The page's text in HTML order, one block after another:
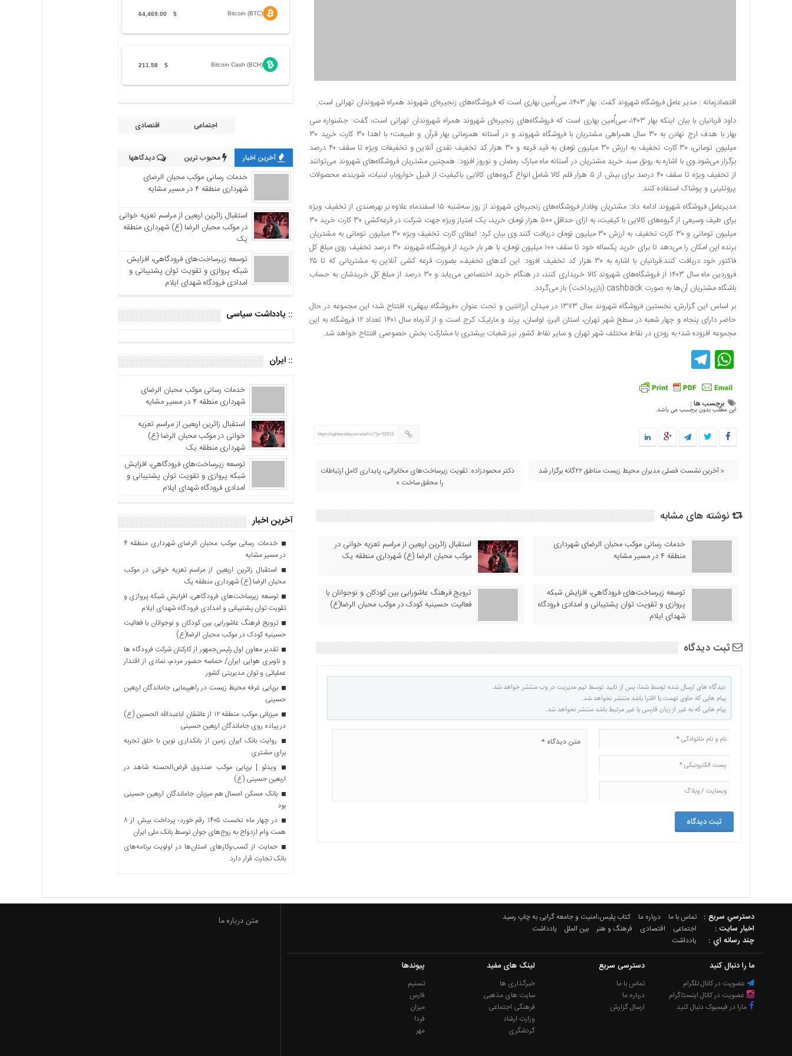
اقتصادزمانه : مدیر عامل فروشگاه شهروند گفت: بهار ۱۴۰۳، سی‌اُمین بهاری است که فروشگاه‌های زنجیره‌ای شهروند همراه شهروندان تهرانی است.
داود قربانیان با بیان اینکه بهار ۱۴۰۳، سی‌اُمین بهاری است که فروشگاه‌های زنجیره‌ای شهروند همراه شهروندان تهرانی است، گفت: جشنواره سی
بهار با هدف ارج نهادن به ۳۰ سال همراهی مشتریان با فروشگاه شهروند و در آستانه همزمانی بهار قرآن و طبیعت؛ با اهدا ۳۰ کارت خرید ۳۰
میلیون تومانی، ۳۰ کارت تخفیف به ارزش ۳۰ میلیون تومان به قید قرعه و ۳۰ هزار کد تخفیف نقدی آنلاین و تخفیفات ویژه تا سقف ۴۰ درصد
برگزار می‌شود.وی با اشاره به رونق سبد خرید مشتریان در آستانه ماه مبارک رمضان و نوروز افزود: همچنین مشتریان فروشگاه‌های شهروند می‌توانند
از تخفیف ویژه تا سقف ۴۰ درصد برای بیش از ۵ هزار قلم کالا شامل انواع گروه‌های کالایی باکیفیت از قبیل خواروبار، لبنیات، شوینده، محصولات
پروتئینی و پوشاک استفاده کنند.
مدیرعامل فروشگاه شهروند ادامه داد: مشتریان وفادار فروشگاه‌های زنجیره‌ای شهروند از روز سه‌شنبه ۱۵ اسفندماه علاوه بر بهره‌مندی از تخفیف ویژه
برای طیف وسیعی از گروه‌های کالایی با کیفیت، به ازای حداقل ۵۰۰ هزار تومان خرید، یک امتیاز ویژه جهت شرکت در قرعه‌کشی ۳۰ کارت خرید ۳۰
میلیون تومانی و ۳۰ کارت تخفیف به ارزش ۳۰ میلیون تومان دریافت کنند.وی بیان کرد: اعطای کارت تخفیف ویژه ۳۰ میلیون تومانی به مشتریان
برنده این امکان را می‌دهد تا برای خرید یکساله خود تا سقف ۱۰۰ میلیون تومان، با هر بار خرید از فروشگاه شهروند ۳۰ درصد تخفیف روی مبلغ کل
فاکتور خود دریافت کنند.قربانیان با اشاره به ۳۰ هزار کد تخفیف افزود: این کدهای تخفیف، بصورت قرعه کشی آنلاین به مشتریانی که تا ۲۵
فروردین ماه سال ۱۴۰۳ از فروشگاه‌های شهروند کالا خریداری کنند، در هنگام خرید اختصاص می‌یابد و ۳۰ درصد از مبلغ کل خریدشان به حساب
باشگاه مشتریان آن‌ها به صورت cashback (بازپرداخت) باز می‌گردد.
بر اساس این گزارش، نخستین فروشگاه شهروند سال ۱۳۷۳ در میدان آرژانتین و تحت عنوان «فروشگاه بیهقی» افتتاح شد؛ این مجموعه در حال
حاضر دارای پنجاه و چهار شعبه در سطح شهر تهران، استان البرز، لواسان، پرند و مارلیک کرج است و از آذرماه سال ۱۴۰۱ تعداد ۱۲ فروشگاه به این
مجموعه افزوده شد؛ به زودی در نقاط مختلف شهر تهران و سایر نقاط کشور نیز شعبات بیشتری با مشارکت بخش خصوصی افتتاح خواهد شد.
WhatsApp
Telegram
برچسب ها :
این مطلب بدون برچسب می باشد.
https://eghtesadezamaneh.ir/?p=92813
« آخرین نشست فصلی مدیران محیط زیست مناطق ۲۲گانه برگزار شد
دکتر محمود‌زاده: تقویت زیرساخت‌های مخابراتی، پایداری کامل ارتباطات
را محقق ساخت »
نوشته های مشابه
خدمات رسانی موکب محبان الرضای شهرداری
منطقه ۴ در مسیر مشایه
استقبال زائرین اربعین از مراسم تعزیه خوانی در
موکب محبان الرضا (ع) شهرداری منطقه یک
توسعه زیرساخت‌های فرودگاهی، افزایش شبکه
پروازی و تقویت توان پشتیبانی و امدادی فرودگاه
شهدای ایلام
ترویج فرهنگ عاشورایی بین کودکان و نوجوانان با
فعالیت حسینیه کودک در موکب محبان الرضا(ع)
ثبت دیدگاه
دیدگاه های ارسال شده توسط شما، پس از تایید توسط تیم مدیریت در وب منتشر خواهد شد.
پیام هایی که حاوی تهمت یا افترا باشد منتشر نخواهد شد.
پیام هایی که به غیر از زبان فارسی یا غیر مرتبط باشد منتشر نخواهد شد.
Bitcoin (BTC)
$
64,469.00
Bitcoin Cash (BCH)
$
211.58
اجتماعی اقتصادی
آخرین اخبار محبوب ترین دیدگاهها
خدمات رسانی موکب محبان الرضای
شهرداری منطقه ۴ در مسیر مشایه
استقبال زائرین اربعین از مراسم تعزیه خوانی
در موکب محبان الرضا (ع) شهرداری منطقه
یک
توسعه زیرساخت‌های فرودگاهی، افزایش
شبکه پروازی و تقویت توان پشتیبانی و
امدادی فرودگاه شهدای ایلام
:: یادداشت سیاسی
:: ایران
خدمات رسانی موکب محبان الرضای
شهرداری منطقه ۴ در مسیر مشایه
استقبال زائرین اربعین از مراسم تعزیه
خوانی در موکب محبان الرضا (ع)
شهرداری منطقه یک
توسعه زیرساخت‌های فرودگاهی، افزایش
شبکه پروازی و تقویت توان پشتیبانی و
امدادی فرودگاه شهدای ایلام
آخرین اخبار
خدمات رسانی موکب محبان الرضای شهرداری منطقه ۴
در مسیر مشایه
استقبال زائرین اربعین از مراسم تعزیه خوانی در موکب
محبان الرضا (ع) شهرداری منطقه یک
توسعه زیرساخت‌های فرودگاهی، افزایش شبکه پروازی و
تقویت توان پشتیبانی و امدادی فرودگاه شهدای ایلام
ترویج فرهنگ عاشورایی بین کودکان و نوجوانان با فعالیت
حسینیه کودک در موکب محبان الرضا(ع)
تقدیر معاون اول رئیس‌جمهور از کارکنان شرکت فرودگاه ها
و ناوبری هوایی ایران/ حماسه حضور مردم، نمادی از اقتدار
عملیاتی و توان مدیریتی کشور
برپایی غرفه محیط زیست در راهپیمایی جاماندگان اربعین
حسینی
میزبانی موکب منطقه ۱۲ از عاشقان اباعبدالله الحسین (ع)
در پیاده روی جاماندگان اربعین حسینی
روایت بانک ایران زمین از بانکداری نوین با خلق تجربه
برای مشتری
ویدئو | برپایی موکب صندوق قرض‌الحسنه شاهد در
اربعین حسینی (ع)
بانک مسکن امسال هم میزبان جاماندگان اربعین حسینی
بود
در چهار ماه نخست ۱۴۰۵ رقم خورد؛ پرداخت بیش از ۸
همت وام ازدواج به زوج‌های جوان توسط بانک ملی ایران
حمایت از کسب‌وکارهای استان‌ها در اولویت برنامه‌های
بانک تجارت قرار دارد
دسترسي سريع : تماس با ما درباره ما کتاب پلیس،امنیت و جامعه گرایی به چاپ رسید
اخبار سایت : اجتماعی اقتصادی فرهنگ و هنر بین الملل یادداشت
چند رسانه اي : یادداشت
ما را دنبال کنید
عضویت در کانال تلگرام
عضویت در کانال اینستاگرام
مارا در فیسبوک دنبال کنید
دسترسی سریع
تماس با ما
درباره ما
ارسال گزارش
لینک های مفید
خبرگذاری ها
سایت های مذهبی
فرهنگی اجتماعی
وزارت ارشاد
گردشگری
پیوندها
تسنیم
فارس
میزان
فردا
مهر
متن درباره ما